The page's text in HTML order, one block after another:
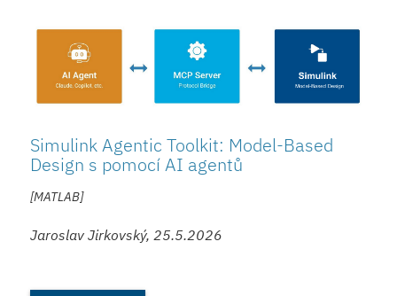
Simulink Agentic Toolkit: Model-Based
Design s pomocí AI agentů
[MATLAB]
Jaroslav Jirkovský, 25.5.2026